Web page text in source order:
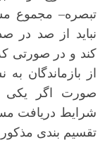
تبصره– مجموع
نباید از صد در
کند و در صورتی
از بازماندگان
صورت اگر یکی
شرایط دریافت
تقسیم بندی